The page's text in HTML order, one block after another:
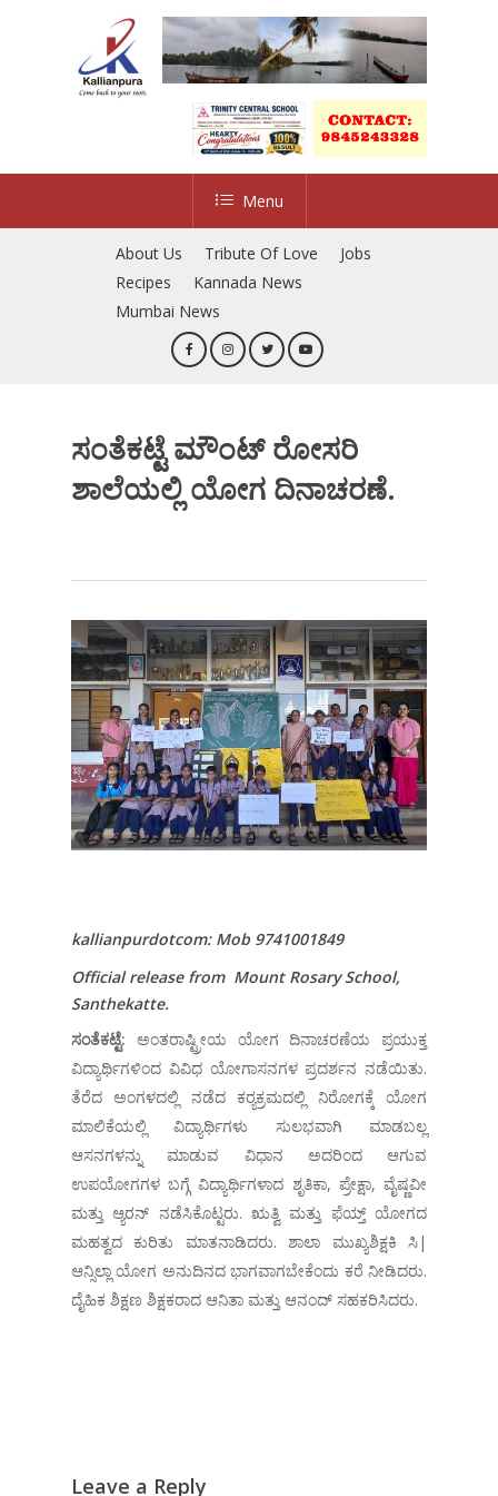
Menu
About Us Tribute Of Love
Jobs
Recipes
Kannada News
Mumbai News
ಸಂತೆಕಟ್ಟೆ ಮೌಂಟ್ ರೋಸರಿ
ಶಾಲೆಯಲ್ಲಿ ಯೋಗ ದಿನಾಚರಣೆ.
kallianpurdotcom: Mob 9741001849
Official release from Mount Rosary School,
Santhekatte.
ಸಂತೆಕಟ್ಟೆ: ಅಂತರಾಷ್ಟ್ರೀಯ ಯೋಗ ದಿನಾಚರಣೆಯ ಪ್ರಯುಕ್ತ
ವಿದ್ಯಾರ್ಥಿಗಳಿಂದ ವಿವಿಧ ಯೋಗಾಸನಗಳ ಪ್ರದರ್ಶನ ನಡೆಯಿತು.
ತೆರೆದ ಅಂಗಳದಲ್ಲಿ ನಡೆದ ಕರ‍್ಯಕ್ರಮದಲ್ಲಿ ನಿರೋಗಕ್ಕೆ ಯೋಗ
ಮಾಲಿಕೆಯಲ್ಲಿ ವಿದ್ಯಾರ್ಥಿಗಳು ಸುಲಭವಾಗಿ ಮಾಡಬಲ್ಲ
ಆಸನಗಳನ್ನು ಮಾಡುವ ವಿಧಾನ ಅದರಿಂದ ಆಗುವ
ಉಪಯೋಗಗಳ ಬಗ್ಗೆ ವಿದ್ಯಾರ್ಥಿಗಳಾದ ಶೃತಿಕಾ, ಪ್ರೇಕ್ಷಾ, ವೈಷ್ಣವೀ
ಮತ್ತು ಆ್ಯರನ್ ನಡೆಸಿಕೊಟ್ಟರು. ಋತ್ವಿ ಮತ್ತು ಫೆಯ್ತ್ ಯೋಗದ
ಮಹತ್ವದ ಕುರಿತು ಮಾತನಾಡಿದರು. ಶಾಲಾ ಮುಖ್ಯಶಿಕ್ಷಕಿ ಸಿ|
ಆನ್ಸಿಲ್ಲಾ ಯೋಗ ಅನುದಿನದ ಭಾಗವಾಗಬೇಕೆಂದು ಕರೆ ನೀಡಿದರು.
ದೈಹಿಕ ಶಿಕ್ಷಣ ಶಿಕ್ಷಕರಾದ ಆನಿತಾ ಮತ್ತು ಆನಂದ್ ಸಹಕರಿಸಿದರು.
Leave a Reply